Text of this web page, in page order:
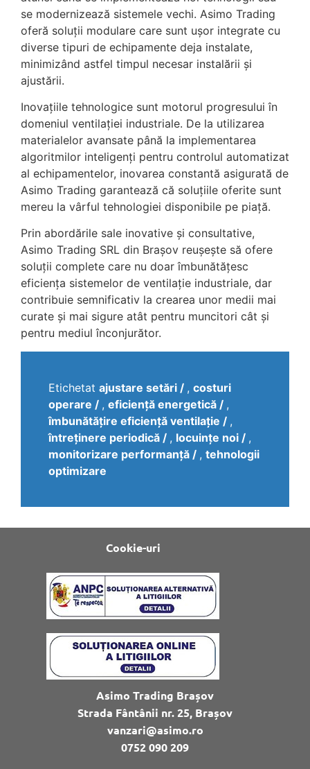
se modernizează sistemele vechi. Asimo Trading
oferă soluții modulare care sunt ușor integrate cu
diverse tipuri de echipamente deja instalate,
minimizând astfel timpul necesar instalării și
ajustării.
Inovațiile tehnologice sunt motorul progresului în
domeniul ventilației industriale. De la utilizarea
materialelor avansate până la implementarea
algoritmilor inteligenți pentru controlul automatizat
al echipamentelor, inovarea constantă asigurată de
Asimo Trading garantează că soluțiile oferite sunt
mereu la vârful tehnologiei disponibile pe piață.
Prin abordările sale inovative și consultative,
Asimo Trading SRL din Brașov reușește să ofere
soluții complete care nu doar îmbunătățesc
eficiența sistemelor de ventilație industriale, dar
contribuie semnificativ la crearea unor medii mai
curate și mai sigure atât pentru muncitori cât și
pentru mediul înconjurător.
Etichetat ajustare setări , costuri
operare
, eficiență energetică
,
îmbunătățire eficiență ventilație
,
întreținere periodică
, locuințe noi
,
monitorizare performanță
, tehnologii
optimizare
Cookie-uri
Asimo Trading Brașov
Strada Fântânii nr. 25, Brașov
vanzari@asimo.ro
0752 090 209